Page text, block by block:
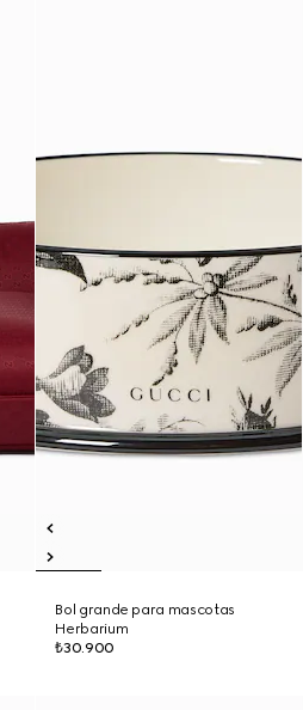
Bol grande para mascotas
Herbarium
₺30.900